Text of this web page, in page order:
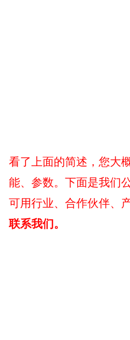
看了上面的简述，您大
能、参数。下面是我们
可用行业、合作伙伴、
联系我们。